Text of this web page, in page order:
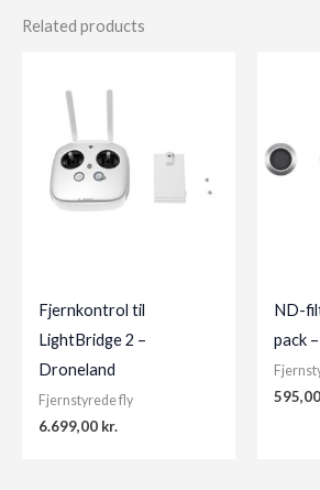
Related products
Fjernkontrol til
LightBridge 2 –
Droneland
Fjernstyrede fly
6.699,00 kr.
ND-
pack
595,00